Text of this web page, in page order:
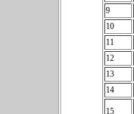
9
10
11
12
13
14
15